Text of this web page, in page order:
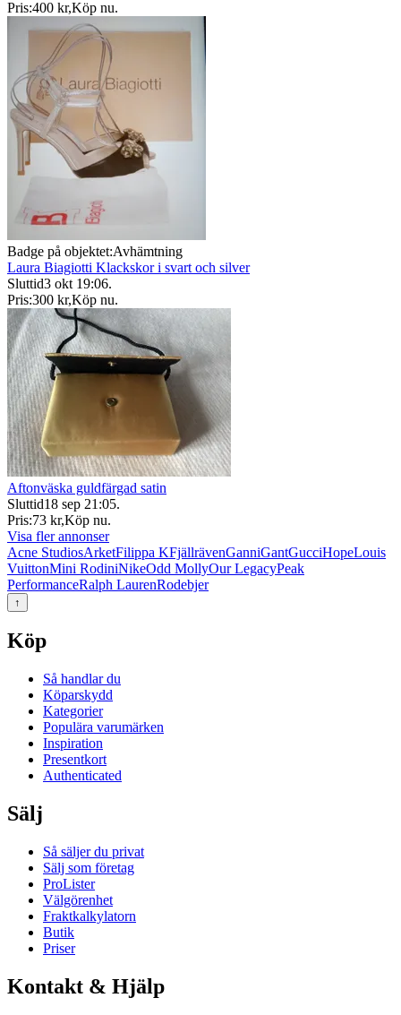
Pris:400 kr,Köp nu.
Badge på objektet:Avhämtning
Laura Biagiotti Klackskor i svart och silver
Sluttid3 okt 19:06.
Pris:300 kr,Köp nu.
Aftonväska guldfärgad satin
Sluttid18 sep 21:05.
Pris:73 kr,Köp nu.
Visa fler annonser
Acne StudiosArketFilippa KFjällrävenGanniGantGucciHopeLouis
VuittonMini RodiniNikeOdd MollyOur LegacyPeak
PerformanceRalph LaurenRodebjer
↑
Köp
Så handlar du
Köparskydd
Kategorier
Populära varumärken
Inspiration
Presentkort
Authenticated
Sälj
Så säljer du privat
Sälj som företag
ProLister
Välgörenhet
Fraktkalkylatorn
Butik
Priser
Kontakt & Hjälp